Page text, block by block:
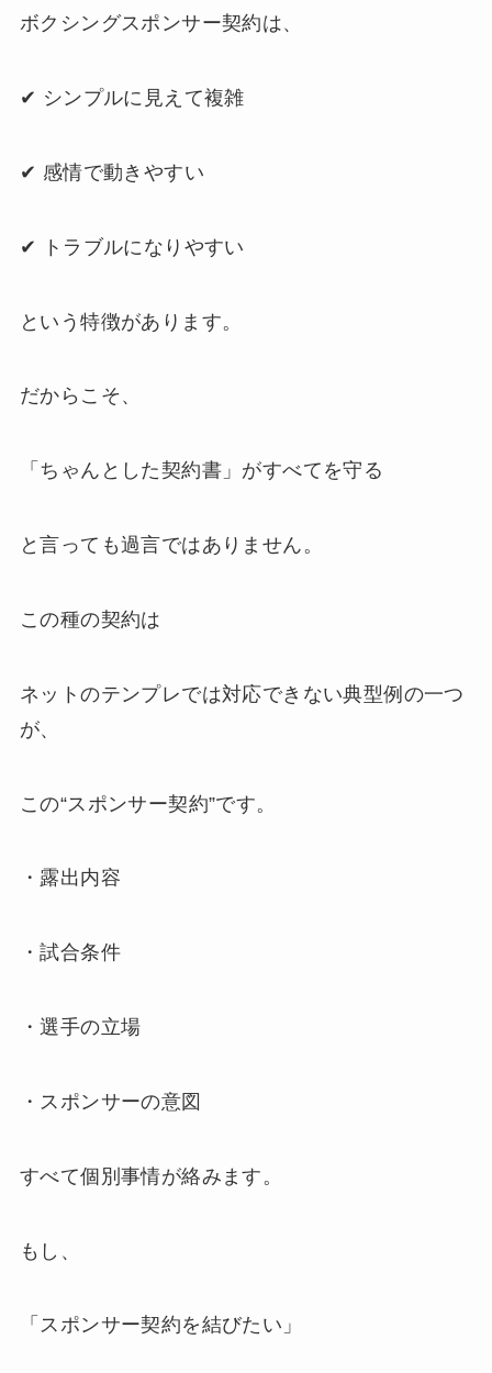
ボクシングスポンサー契約は、
✔ シンプルに見えて複雑
✔ 感情で動きやすい
✔ トラブルになりやすい
という特徴があります。
だからこそ、
「ちゃんとした契約書」がすべてを守る
と言っても過言ではありません。
この種の契約は
ネットのテンプレでは対応できない典型例の一つ
が、
この“スポンサー契約”です。
・露出内容
・試合条件
・選手の立場
・スポンサーの意図
すべて個別事情が絡みます。
もし、
「スポンサー契約を結びたい」